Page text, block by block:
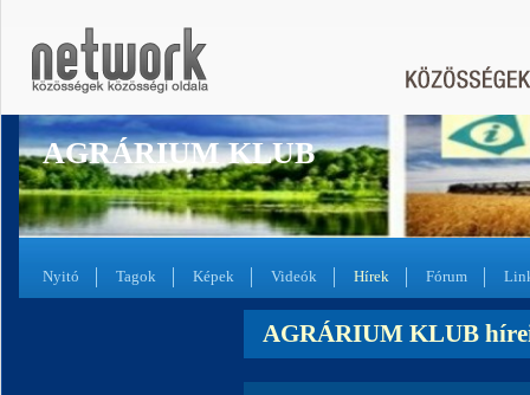
AGRÁRIUM KLUB
Nyitó Tagok Képek Videók Hírek Fórum
AGRÁRIUM KLUB